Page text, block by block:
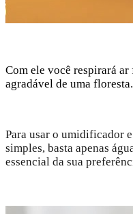
Com ele você respirará
agradável de uma floresta.
Para usar o umidificador
simples, basta apenas
essencial da sua